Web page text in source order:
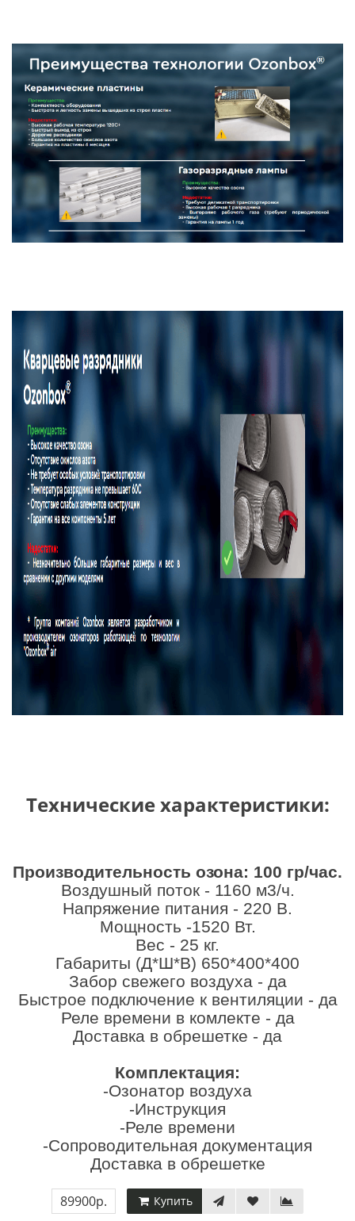
Технические характеристики:
Производительность озона: 100 гр/час.
Воздушный поток - 1160 м3/ч.
Напряжение питания - 220 В.
Мощность -1520 Вт.
Вес - 25 кг.
Габариты (Д*Ш*В) 650*400*400
Забор свежего воздуха - да
Быстрое подключение к вентиляции - да
Реле времени в комлекте - да
Доставка в обрешетке - да
Комплектация:
-Озонатор воздуха
-Инструкция
-Реле времени
-Сопроводительная документация
Доставка в обрешетке
89900р.
Купить